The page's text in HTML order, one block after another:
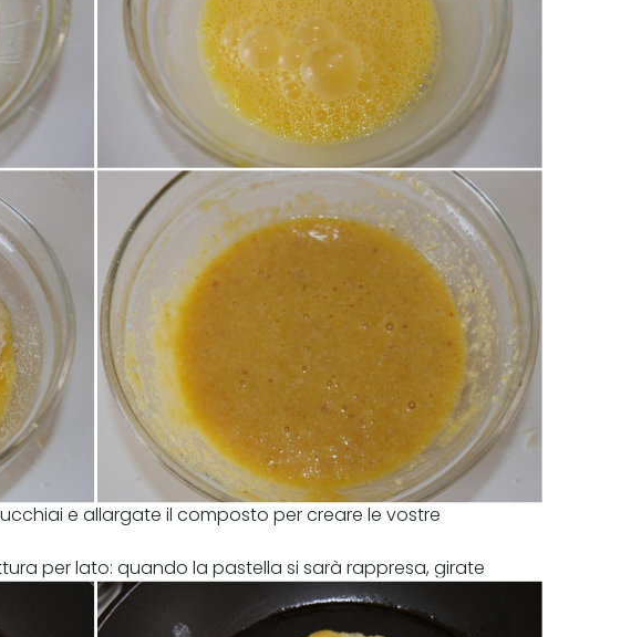
leggermente unta d'olio, quindi iniziate a cuocere le
e allargate il composto per creare le vostre
per lato: quando la pastella si sarà rappresa, girate